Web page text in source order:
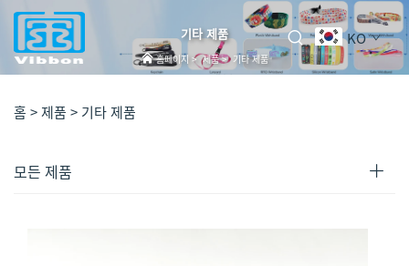
KO
기타 제품
홈페이지 >제품> 기타 제품
홈 >제품 > 기타 제품
모든 제품